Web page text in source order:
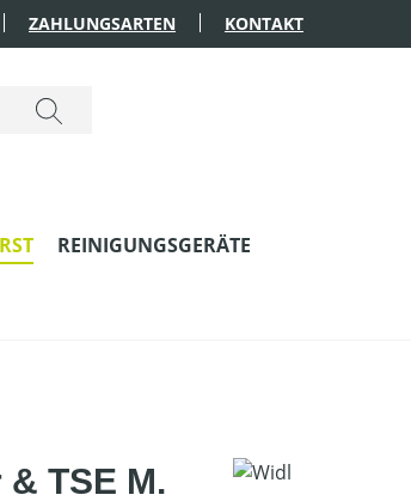
ZAHLUNGSARTEN KONTAKT
REINIGUNGSGERÄTE
TSE M.